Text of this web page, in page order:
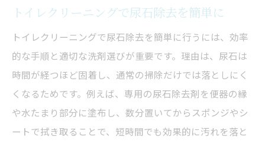
トイレクリーニングで尿石除去を簡単に
トイレクリーニングで尿石除去を簡単に行うには、効率
的な手順と適切な洗剤選びが重要です。理由は、尿石は
時間が経つほど固着し、通常の掃除だけでは落としにく
くなるためです。例えば、専用の尿石除去剤を便器の縁
や水たまり部分に塗布し、数分置いてからスポンジやシ
ートで拭き取ることで、短時間でも効果的に汚れを落と